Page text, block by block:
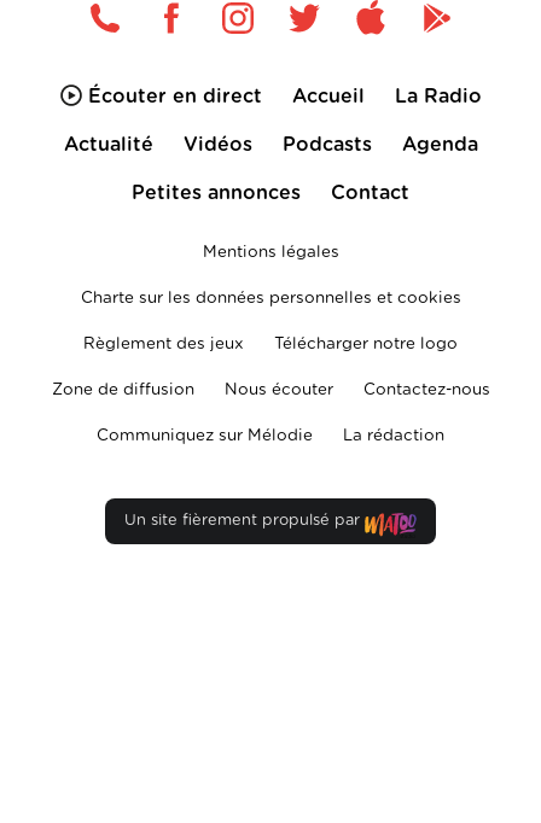
Écouter en direct Accueil La Radio
Actualité Vidéos Podcasts Agenda
Petites annonces Contact
Mentions légales
Charte sur les données personnelles et cookies
Règlement des jeux Télécharger notre logo
Zone de diffusion Nous écouter Contactez-nous
Communiquez sur Mélodie La rédaction
Un site fièrement propulsé par